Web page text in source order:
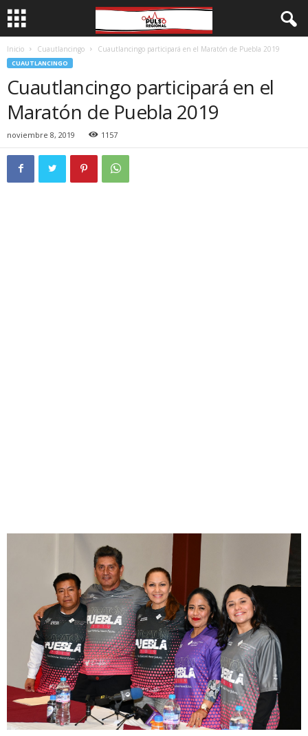
Inicio Cuautlancingo Cuautlancingo participará en el Maratón de Puebla 2019
CUAUTLANCINGO
Cuautlancingo participará en el
Maratón de Puebla 2019
noviembre 8, 2019 1157